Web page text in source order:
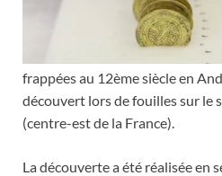
frappées au 12ème siècle en
découvert lors de fouilles sur le
(centre-est de la France).
La découverte a été réalisée en